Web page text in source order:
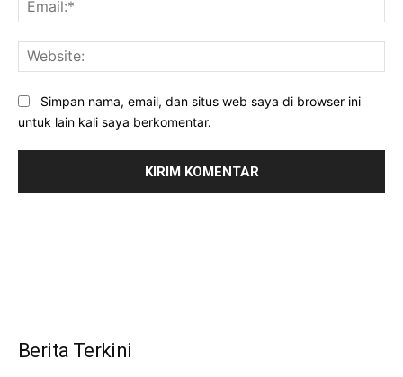
Simpan nama, email, dan situs web saya di browser ini
untuk lain kali saya berkomentar.
Berita Terkini